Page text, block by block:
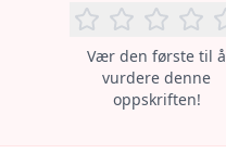
Vær den første til å
vurdere denne
oppskriften!